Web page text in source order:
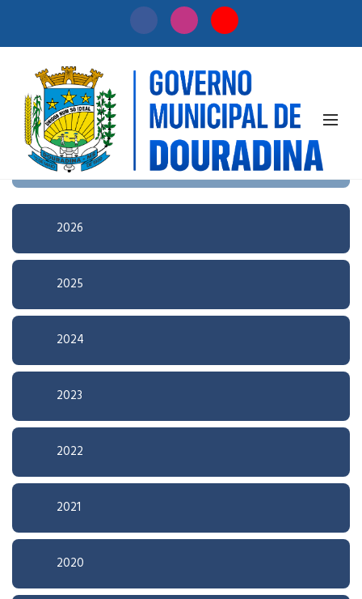
Início / Licitação
Pesquisa Avançada
2026
2025
2024
2023
2022
2021
2020